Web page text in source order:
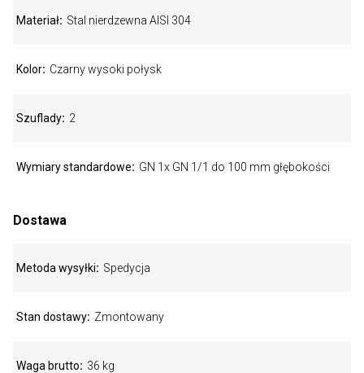
Materiał Stal nierdzewna AISI 304
Kolor Czarny wysoki połysk
Szuflady 2
Wymiary standardowe GN 1x GN 1/1 do 100 mm głębokości
Dostawa
Metoda wysyłki Spedycja
Stan dostawy Zmontowany
Waga brutto 36 kg